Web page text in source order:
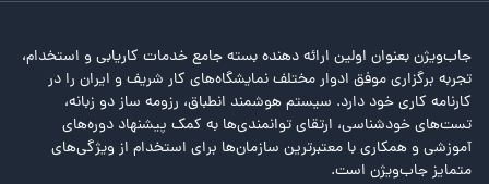
جاب‌ویژن بعنوان اولین ارائه دهنده بسته جامع خدمات کاریابی و استخدام،
تجربه برگزاری موفق ادوار مختلف نمایشگاه‌های کار شریف و ایران را در
کارنامه کاری خود دارد. سیستم هوشمند انطباق، رزومه ساز دو زبانه،
تست‌های خودشناسی، ارتقای توانمندی‌ها به کمک پیشنهاد دوره‌های
آموزشی و همکاری با معتبرترین سازمان‌ها برای استخدام از ویژگی‌های
متمایز جاب‌ویژن است.